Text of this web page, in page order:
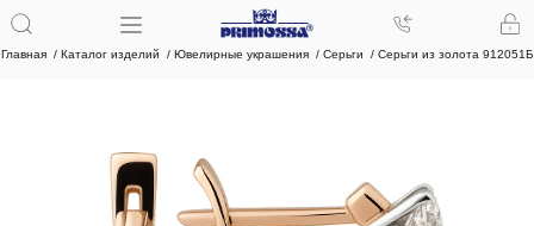
Главная Каталог изделий Ювелирные украшения Серьги Серьги из золота 912051Б